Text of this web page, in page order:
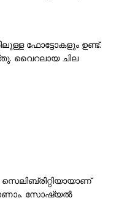
ഫോട്ടോകളും ഉണ്ട്.
വൈറലായ ചില
സോഷ്യൽ